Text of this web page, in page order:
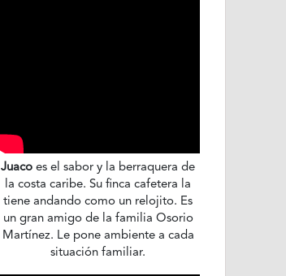
Juaco es el sabor y la berraquera de
la costa caribe. Su finca cafetera la
tiene andando como un relojito. Es
un gran amigo de la familia Osorio
Martínez. Le pone ambiente a cada
situación familiar.